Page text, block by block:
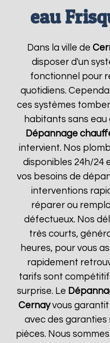
eau
Dans la ville de
disposer d'un
fonctionnel pour
quotidiens.
ces systèmes
habitants sans eau
Dépannage
intervient. Nos
disponibles 24h/24
vos besoins de
interventions
réparer ou
défectueux. Nos
très courts,
heures, pour vous
rapidement
tarifs sont
surprise. Le
Cernayvous garantit
avec des garanties
pièces. Nous